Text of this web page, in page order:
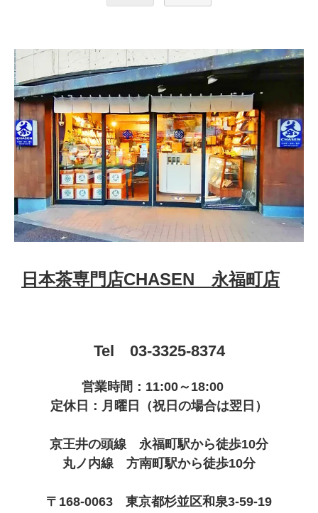
日本茶専門店CHASEN 永福町店
Tel 03-3325-8374
営業時間：11:00～18:00
定休日：月曜日（祝日の場合は翌日）
京王井の頭線 永福町駅から徒歩10分
丸ノ内線 方南町駅から徒歩10分
〒168-0063 東京都杉並区和泉3-59-19